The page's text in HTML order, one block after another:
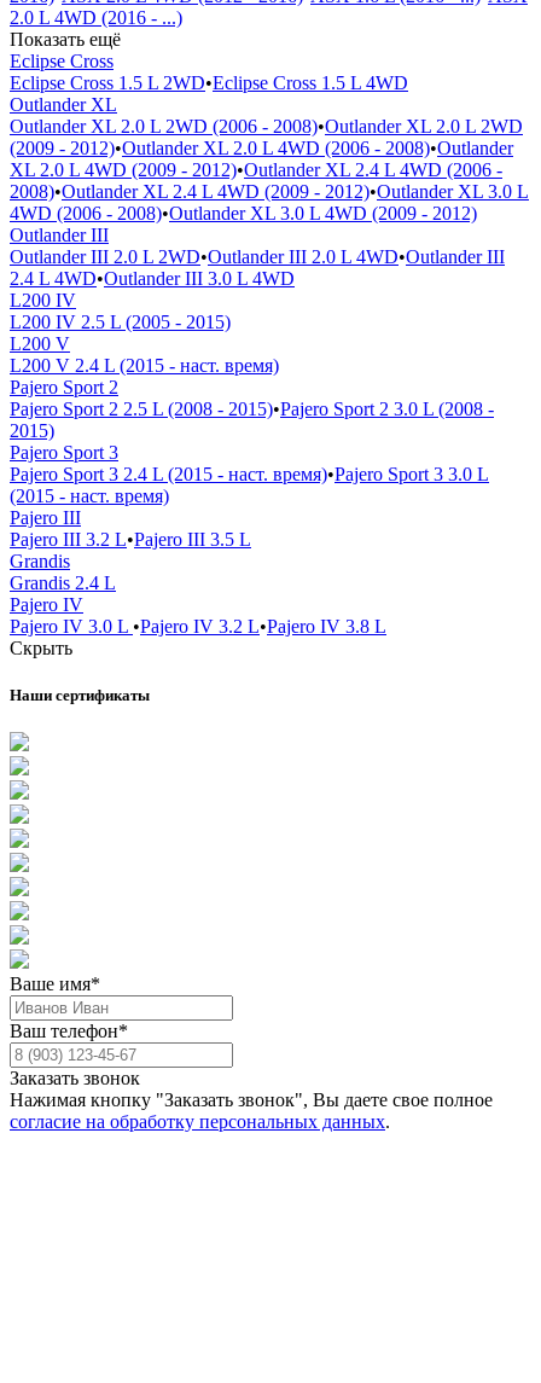
2.0 L 4WD (2016 - ...)
Показать ещё
Eclipse Cross
Eclipse Cross 1.5 L 2WD•Eclipse Cross 1.5 L 4WD
Outlander XL
Outlander XL 2.0 L 2WD (2006 - 2008)•Outlander XL 2.0 L 2WD
(2009 - 2012)•Outlander XL 2.0 L 4WD (2006 - 2008)•Outlander
XL 2.0 L 4WD (2009 - 2012)•Outlander XL 2.4 L 4WD (2006 -
2008)•Outlander XL 2.4 L 4WD (2009 - 2012)•Outlander XL 3.0 L
4WD (2006 - 2008)•Outlander XL 3.0 L 4WD (2009 - 2012)
Outlander III
Outlander III 2.0 L 2WD•Outlander III 2.0 L 4WD•Outlander III
2.4 L 4WD•Outlander III 3.0 L 4WD
L200 IV
L200 IV 2.5 L (2005 - 2015)
L200 V
L200 V 2.4 L (2015 - наст. время)
Pajero Sport 2
Pajero Sport 2 2.5 L (2008 - 2015)•Pajero Sport 2 3.0 L (2008 -
2015)
Pajero Sport 3
Pajero Sport 3 2.4 L (2015 - наст. время)•Pajero Sport 3 3.0 L
(2015 - наст. время)
Pajero III
Pajero III 3.2 L•Pajero III 3.5 L
Grandis
Grandis 2.4 L
Pajero IV
Pajero IV 3.0 L •Pajero IV 3.2 L•Pajero IV 3.8 L
Скрыть
Наши сертификаты
Ваше имя*
Ваш телефон*
Заказать звонок
Нажимая кнопку "Заказать звонок", Вы даете свое полное
согласие на обработку персональных данных.